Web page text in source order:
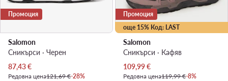
Промоция
Salomon
Сникърси · Черен
Актуална цена
87,43€
Редовна цена121,69 €-28%
още 15% Код: LAST
Промоция
Salomon
Сникърси · Кафяв
Актуална цена
109,99€
Редовна цена119,99 €-8%